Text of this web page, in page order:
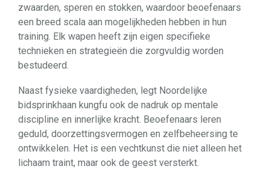
zwaarden, speren en stokken, waardoor beoefenaars
een breed scala aan mogelijkheden hebben in hun
training. Elk wapen heeft zijn eigen specifieke
technieken en strategieën die zorgvuldig worden
bestudeerd.
Naast fysieke vaardigheden, legt Noordelijke
bidsprinkhaan kungfu ook de nadruk op mentale
discipline en innerlijke kracht. Beoefenaars leren
geduld, doorzettingsvermogen en zelfbeheersing te
ontwikkelen. Het is een vechtkunst die niet alleen het
lichaam traint, maar ook de geest versterkt.